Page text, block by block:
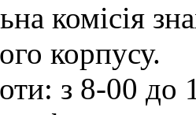
комісія
корпусу.
з 8-00 до